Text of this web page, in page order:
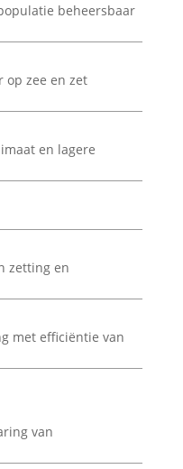
beheersbaar
op zee en zet
en lagere
zetting en
met efficiëntie van
van